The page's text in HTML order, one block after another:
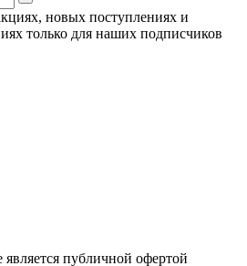
новых поступлениях и
только для наших подписчиков
публичной офертой